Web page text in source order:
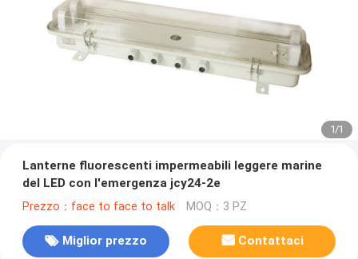
1/1
Lanterne fluorescenti impermeabili leggere marine
del LED con l'emergenza jcy24-2e
Prezzo：face to face to talk MOQ：3 PZ
Miglior prezzo Contattaci